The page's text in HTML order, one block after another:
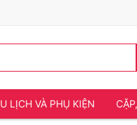
LỊCH VÀ PHỤ KIỆN